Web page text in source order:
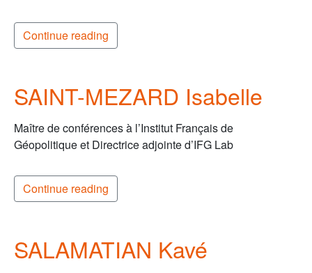
Continue reading
SAINT-MEZARD Isabelle
Maître de conférences à l’Institut Français de
Géopolitique et Directrice adjointe d’IFG Lab
Continue reading
SALAMATIAN Kavé